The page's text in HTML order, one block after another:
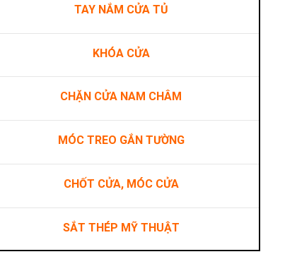
TAY NẮM CỬA TỦ
KHÓA CỬA
CHẶN CỬA NAM CHÂM
MÓC TREO GẮN TƯỜNG
CHỐT CỬA, MÓC CỬA
SẮT THÉP MỸ THUẬT